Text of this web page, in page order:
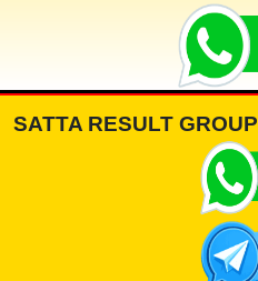
SATTA RESULT GROUP